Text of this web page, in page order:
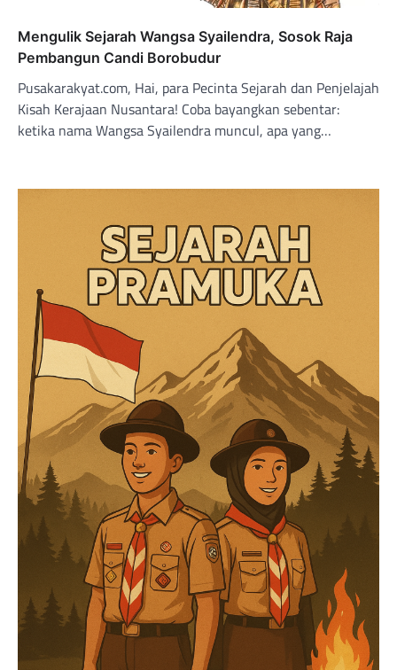
Mengulik Sejarah Wangsa Syailendra, Sosok Raja
Pembangun Candi Borobudur
Pusakarakyat.com, Hai, para Pecinta Sejarah dan Penjelajah
Kisah Kerajaan Nusantara! Coba bayangkan sebentar:
ketika nama Wangsa Syailendra muncul, apa yang…